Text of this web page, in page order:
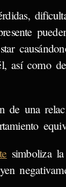
así como
de una
simboliza